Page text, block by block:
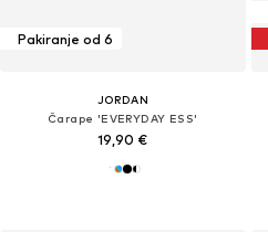
Pakiranje od 6
JORDAN
Čarape 'EVERYDAY ESS'
19,90 €